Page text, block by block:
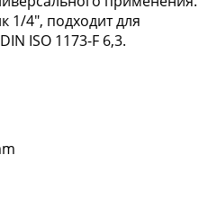
1/4", подходит для
ISO 1173-F 6,3.